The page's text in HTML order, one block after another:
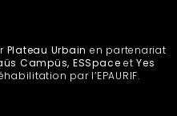
Plateau Urbain en partenariat
Campüs, ESSpaceetYes
par l’EPAURIF.